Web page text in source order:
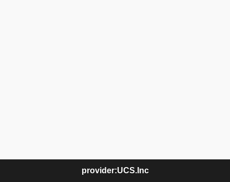
provider:UCS.Inc